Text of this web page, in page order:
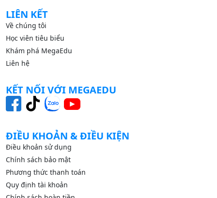
LIÊN KẾT
Về chúng tôi
Học viên tiêu biểu
Khám phá MegaEdu
Liên hệ
KẾT NỐI VỚI MEGAEDU
ĐIỀU KHOẢN & ĐIỀU KIỆN
Điều khoản sử dụng
Chính sách bảo mật
Phương thức thanh toán
Quy định tài khoản